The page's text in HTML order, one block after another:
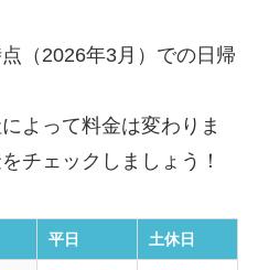
（2026年3月）での日帰
よって料金は変わりま
チェックしましょう！
平日 土休日